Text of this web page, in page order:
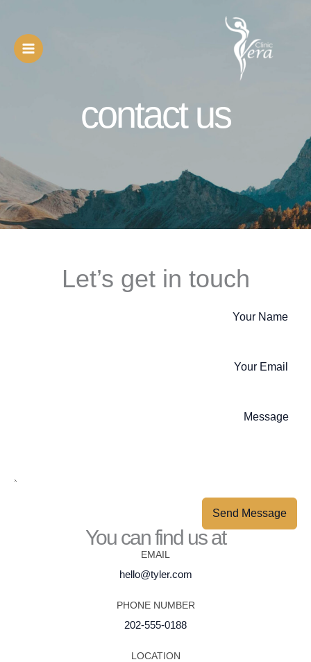
Main
contact us
You can find us at
EMAIL
hello@tyler.com
PHONE NUMBER
202-555-0188
LOCATION
Let’s get in touch
Send Message